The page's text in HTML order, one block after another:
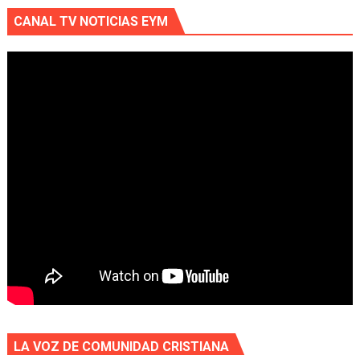
CANAL TV NOTICIAS EYM
LA VOZ DE COMUNIDAD CRISTIANA